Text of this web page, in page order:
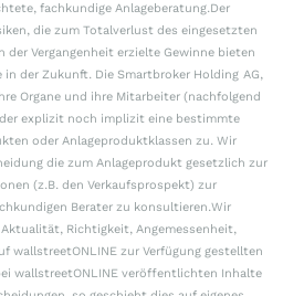
fachkundige Anlageberatung.Der
die zum Totalverlust des eingesetzten
Vergangenheit erzielte Gewinne bieten
in der Zukunft. Die Smartbroker Holding AG,
Organe und ihre Mitarbeiter (nachfolgend
explizit noch implizit eine bestimmte
oder Anlageproduktklassen zu. Wir
die zum Anlageprodukt gesetzlich zur
(z.B. den Verkaufsprospekt) zur
Berater zu konsultieren.Wir
Richtigkeit, Angemessenheit,
wallstreetONLINE zur Verfügung gestellten
wallstreetONLINE veröffentlichten Inhalte